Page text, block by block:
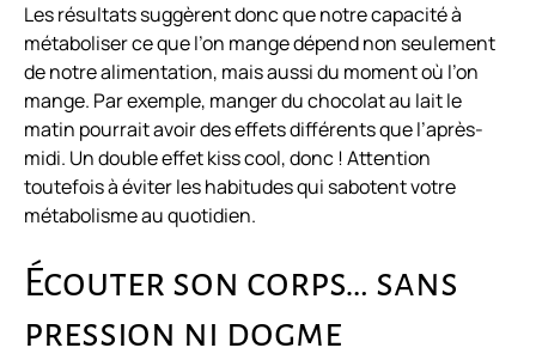
Les résultats suggèrent donc que notre capacité à
métaboliser ce que l’on mange dépend non seulement
de notre alimentation, mais aussi du moment où l’on
mange. Par exemple, manger du chocolat au laitle
matin pourrait avoir des effets différents que l’après-
midi. Un double effet kiss cool, donc ! Attention
toutefois à éviter les habitudes qui sabotent votre
métabolisme au quotidien.
Écouter son corps… sans
pression ni dogme